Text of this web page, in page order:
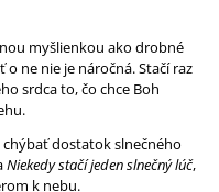
myšlienkou ako drobné
ne nie je náročná. Stačí raz
srdca to, čo chce Boh
dostatok slnečného
Niekedy stačí jeden slnečný lúč,
k nebu.